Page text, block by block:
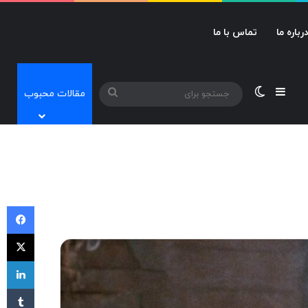
درباره ما تماس با ما
نوارکناریتغییر پوسته
جستجومقالات محبوب